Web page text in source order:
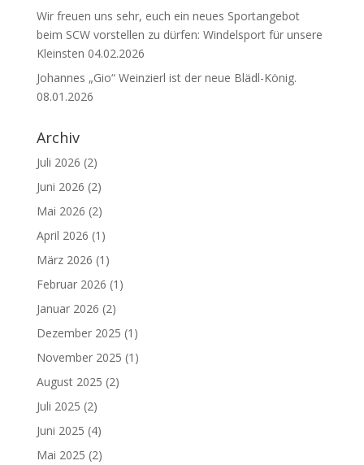
Wir freuen uns sehr, euch ein neues Sportangebot
beim SCW vorstellen zu dürfen: Windelsport für unsere
Kleinsten 04.02.2026
Johannes „Gio“ Weinzierl ist der neue Blädl-König.
08.01.2026
Archiv
Juli 2026 (2)
Juni 2026 (2)
Mai 2026 (2)
April 2026 (1)
März 2026 (1)
Februar 2026 (1)
Januar 2026 (2)
Dezember 2025 (1)
November 2025 (1)
August 2025 (2)
Juli 2025 (2)
Juni 2025 (4)
Mai 2025 (2)